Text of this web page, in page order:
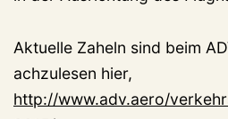
Aktuelle Zaheln sind beim
achzulesen hier,
http://www.adv.aero/